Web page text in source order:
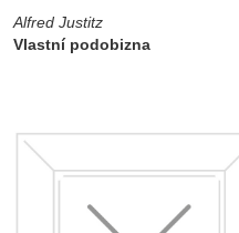
Alfred Justitz
Vlastní podobizna